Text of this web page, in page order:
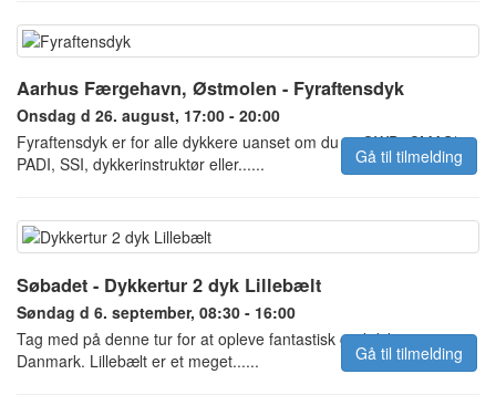
Aarhus Færgehavn, Østmolen - Fyraftensdyk
Onsdag d 26. august, 17:00 - 20:00
Fyraftensdyk er for alle dykkere uanset om du er OWD, CMAS*,
PADI, SSI, dykkerinstruktør eller......
Gå til tilmelding
Søbadet - Dykkertur 2 dyk Lillebælt
Søndag d 6. september, 08:30 - 16:00
Tag med på denne tur for at opleve fantastisk god dykning i
Danmark. Lillebælt er et meget......
Gå til tilmelding